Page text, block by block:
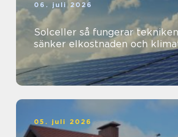
06. juli 2026
Solceller så fungerar tekniken som
sänker elkostnaden och
05. juli 2026